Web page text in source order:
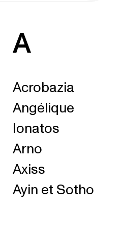
A
Acrobazia
Angélique
Ionatos
Arno
Axiss
Ayin et Sotho